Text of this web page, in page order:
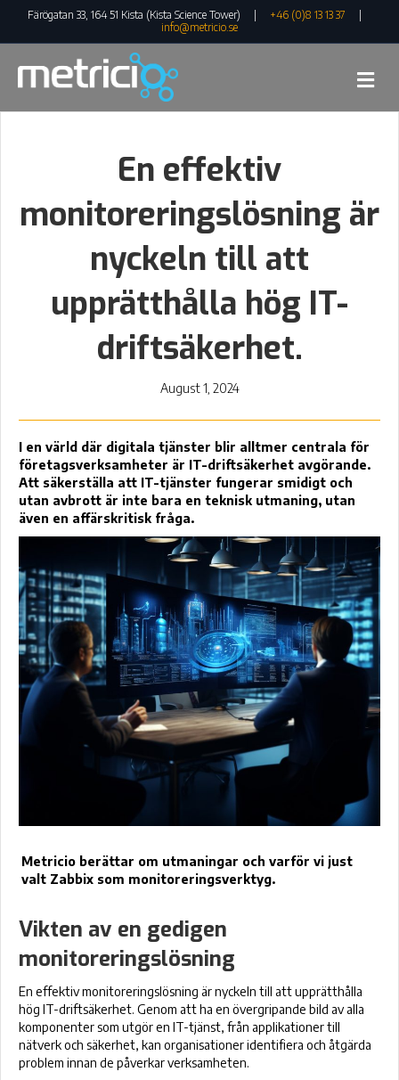
Färögatan 33, 164 51 Kista (Kista Science Tower) | +46 (0)8 13 13 37
info@metricio.se
En effektiv
monitoreringslösning är
nyckeln till att
upprätthålla hög IT-
driftsäkerhet.
August 1, 2024
I en värld där digitala tjänster blir alltmer centrala för
företagsverksamheter är IT-driftsäkerhet avgörande.
Att säkerställa att IT-tjänster fungerar smidigt och
utan avbrott är inte bara en teknisk utmaning, utan
även en affärskritisk fråga.
Metricio berättar om utmaningar och varför vi just
valt Zabbix som monitoreringsverktyg.
Vikten av en gedigen
monitoreringslösning
En effektiv monitoreringslösning är nyckeln till att upprätthålla
hög IT-driftsäkerhet. Genom att ha en övergripande bild av alla
komponenter som utgör en IT-tjänst, från applikationer till
nätverk och säkerhet, kan organisationer identifiera och åtgärda
problem innan de påverkar verksamheten.